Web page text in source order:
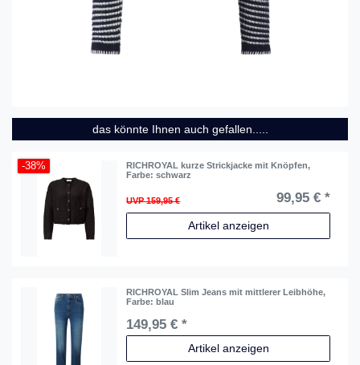
das könnte Ihnen auch gefallen.....
-38% RICHROYAL kurze Strickjacke mit Knöpfen,
Farbe: schwarz
UVP 159,95 € 99,95 € *
Artikel anzeigen
RICHROYAL Slim Jeans mit mittlerer Leibhöhe,
Farbe: blau
149,95 € *
Artikel anzeigen